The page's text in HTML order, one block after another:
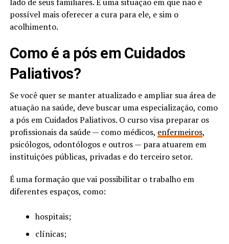
possível mais oferecer a cura para ele, e sim o
acolhimento.
Como é a pós em Cuidados
Paliativos?
Se você quer se manter atualizado e ampliar sua área de
atuação na saúde, deve buscar uma especialização, como
a pós em Cuidados Paliativos. O curso visa preparar os
profissionais da saúde — como médicos, enfermeiros,
psicólogos, odontólogos e outros — para atuarem em
instituições públicas, privadas e do terceiro setor.
É uma formação que vai possibilitar o trabalho em
diferentes espaços, como:
hospitais;
clínicas;